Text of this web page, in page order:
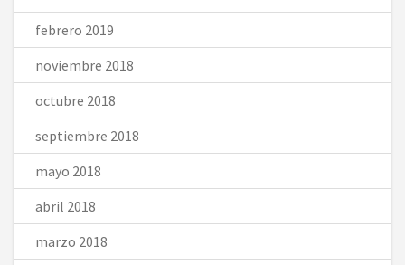
febrero 2019
noviembre 2018
octubre 2018
septiembre 2018
mayo 2018
abril 2018
marzo 2018